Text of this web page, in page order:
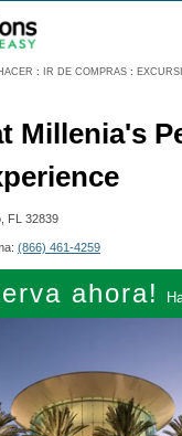
: IR DE COMPRAS :
Millenia's
FL 32839
(866) 461-4259
ahora!